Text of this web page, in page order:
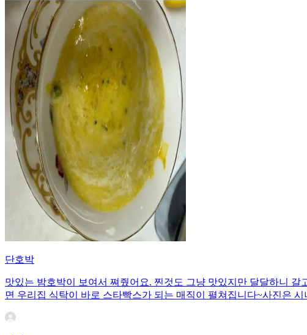
단호박
맛있는 밤호박이 보여서 쪄줬어요. 찐것도 그냥 맛있지만 달달하니
면 우리집 식탁이 바로 스타빡스가 되는 매직이 펼쳐집니다~사진은